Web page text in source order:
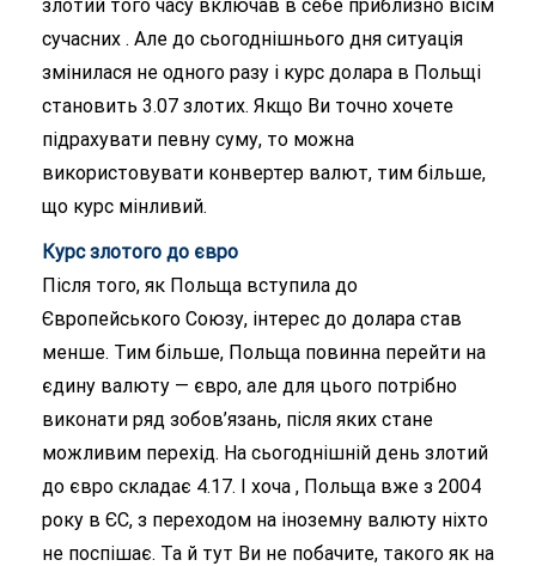
злотий того часу включав в себе приблизно вісім
сучасних . Але до сьогоднішнього дня ситуація
змінилася не одного разу і курс долара в Польщі
становить 3.07 злотих. Якщо Ви точно хочете
підрахувати певну суму, то можна
використовувати конвертер валют, тим більше,
що курс мінливий.
Курс злотого до євро
Після того, як Польща вступила до
Європейського Союзу, інтерес до долара став
менше. Тим більше, Польща повинна перейти на
єдину валюту — євро, але для цього потрібно
виконати ряд зобов’язань, після яких стане
можливим перехід. На сьогоднішній день злотий
до євро складає 4.17. І хоча , Польща вже з 2004
року в ЄС, з переходом на іноземну валюту ніхто
не поспішає. Та й тут Ви не побачите, такого як на